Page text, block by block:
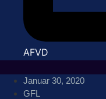
AFVD
Januar 30, 2020
GFL